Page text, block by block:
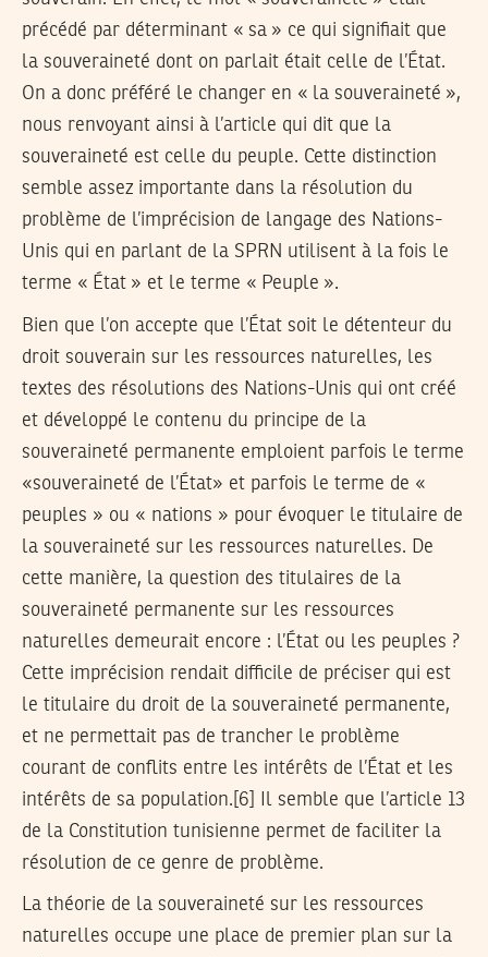
précédé par déterminant « sa » ce qui signifiait que
la souveraineté dont on parlait était celle de l’État.
On a donc préféré le changer en « la souveraineté »,
nous renvoyant ainsi à l’article qui dit que la
souveraineté est celle du peuple. Cette distinction
semble assez importante dans la résolution du
problème de l’imprécision de langage des Nations-
Unis qui en parlant de la SPRN utilisent à la fois le
terme « État » et le terme « Peuple ».
Bien que l’on accepte que l’État soit le détenteur du
droit souverain sur les ressources naturelles, les
textes des résolutions des Nations-Unis qui ont créé
et développé le contenu du principe de la
souveraineté permanente emploient parfois le terme
«souveraineté de l’État» et parfois le terme de «
peuples » ou « nations » pour évoquer le titulaire de
la souveraineté sur les ressources naturelles. De
cette manière, la question des titulaires de la
souveraineté permanente sur les ressources
naturelles demeurait encore : l’État ou les peuples ?
Cette imprécision rendait difficile de préciser qui est
le titulaire du droit de la souveraineté permanente,
et ne permettait pas de trancher le problème
courant de conflits entre les intérêts de l’État et les
intérêts de sa population.[6] Il semble que l’article 13
de la Constitution tunisienne permet de faciliter la
résolution de ce genre de problème.
La théorie de la souveraineté sur les ressources
naturelles occupe une place de premier plan sur la